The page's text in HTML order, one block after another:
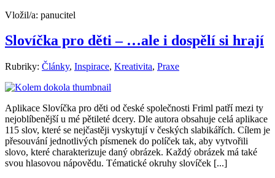
Vložil/a: panucitel
Slovíčka pro děti – …ale i dospělí si hrají
Rubriky: Články, Inspirace, Kreativita, Praxe
Aplikace Slovíčka pro děti od české společnosti Friml patří mezi ty
nejoblíbenější u mé pětileté dcery. Dle autora obsahuje celá aplikace
115 slov, které se nejčastěji vyskytují v českých slabikářích. Cílem je
přesouvání jednotlivých písmenek do políček tak, aby vytvořili
slovo, které charakterizuje daný obrázek. Každý obrázek má také
svou hlasovou nápovědu. Tématické okruhy slovíček [...]